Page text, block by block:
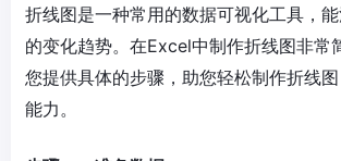
折线图是一种常用的数据可视化工具，
的变化趋势。在Excel中制作折线图非常
您提供具体的步骤，助您轻松制作折线
能力。